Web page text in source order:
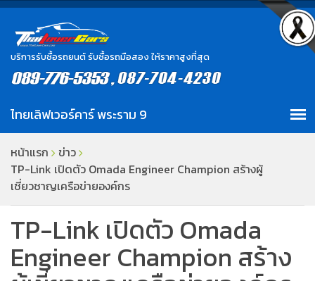
บริการรับซื้อรถยนต์ รับซื้อรถมือสอง ให้ราคาสูงที่สุด
หน้าแรก
ข่าว
TP-Link เปิดตัว Omada Engineer Champion สร้างผู้
เชี่ยวชาญเครือข่ายองค์กร
TP-Link เปิดตัว Omada
Engineer Champion สร้าง